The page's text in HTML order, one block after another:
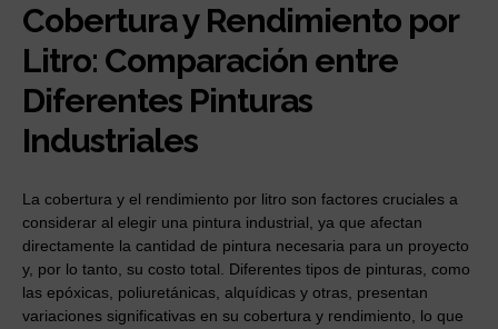
Cobertura y Rendimiento por
Litro: Comparación entre
Diferentes Pinturas
Industriales
La cobertura y el rendimiento por litro son factores cruciales a
considerar al elegir una pintura industrial, ya que afectan
directamente la cantidad de pintura necesaria para un proyecto
y, por lo tanto, su costo total. Diferentes tipos de pinturas, como
las epóxicas, poliuretánicas, alquídicas y otras, presentan
variaciones significativas en su cobertura y rendimiento, lo que